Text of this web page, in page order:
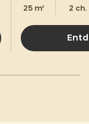
25 m² 2 ch.